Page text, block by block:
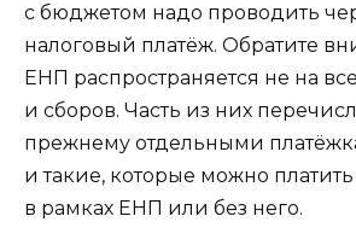
с бюджетом надо проводить
налоговый платёж. Обратите
ЕНП распространяется не на
и сборов. Часть из них
прежнему отдельными
и такие, которые можно
в рамках ЕНП или без него.